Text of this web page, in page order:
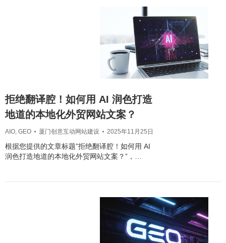
拒绝翻译腔！如何用 AI 润色打造
地道的本地化外贸网站文案？
AIO, GEO 厦门创意互动网站建设 2025年11月25日
根据您提供的文章标题”拒绝翻译腔！如何用 AI
润色打造地道的本地化外贸网站文案？”，…